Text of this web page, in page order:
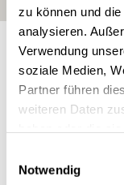
zu können und
analysieren.
Verwendung
soziale Medien,
Partner führen
weiteren Daten
Notwendig